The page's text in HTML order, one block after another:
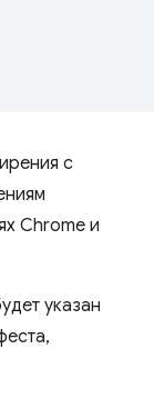
с
Chrome и
указан